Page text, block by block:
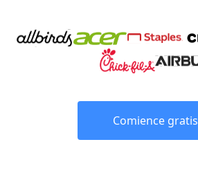
Comience gratis